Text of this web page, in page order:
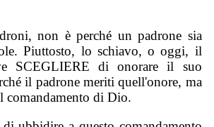
non è perché un padrone sia
Piuttosto, lo schiavo, o oggi, il
SCEGLIERE di onorare il suo
il padrone meriti quell'onore, ma
comandamento di Dio.